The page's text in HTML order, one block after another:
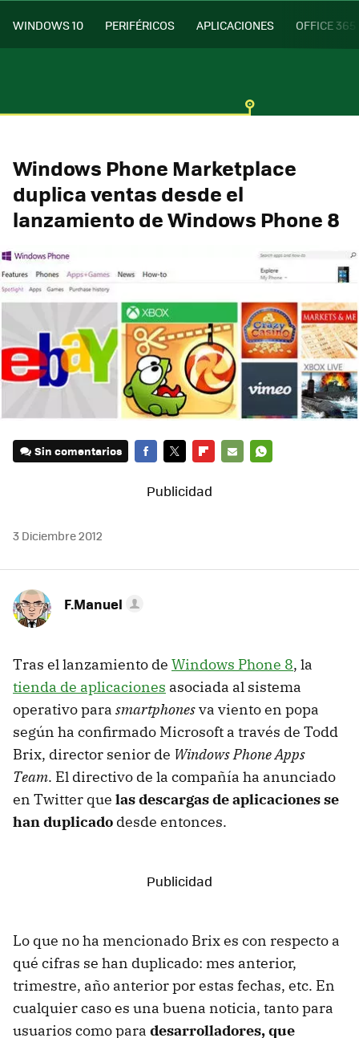
WINDOWS 10 PERIFÉRICOS APLICACIONES OFFICE 365
Windows Phone Marketplace
duplica ventas desde el
lanzamiento de Windows Phone 8
Sin comentarios
3 Diciembre 2012
F.Manuel
Tras el lanzamiento de Windows Phone 8, la
tienda de aplicaciones asociada al sistema
operativo para smartphonesva viento en popa
según ha confirmado Microsoft a través de Todd
Brix, director senior de Windows Phone Apps
Team. El directivo de la compañía ha anunciado
en Twitter que las descargas de aplicaciones se
han duplicado desde entonces.
Lo que no ha mencionado Brix es con respecto a
qué cifras se han duplicado: mes anterior,
trimestre, año anterior por estas fechas, etc. En
cualquier caso es una buena noticia, tanto para
usuarios como para desarrolladores, que